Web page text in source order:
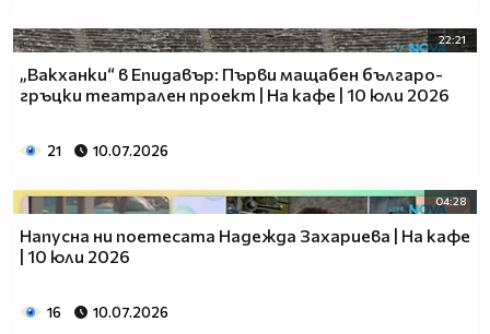
22:21
„Вакханки“ в Епидавър: Първи мащабен българо-
гръцки театрален проект | На кафе | 10 юли 2026
21 10.07.2026
04:28
Напусна ни поетесата Надежда Захариева | На кафе
| 10 юли 2026
16 10.07.2026